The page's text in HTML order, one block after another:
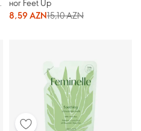
ног Feet Up
8,59 AZN15,10 AZN